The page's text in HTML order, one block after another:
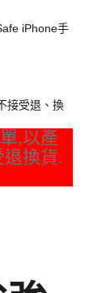
iPhone手
接受退、換
,以產
換貨.